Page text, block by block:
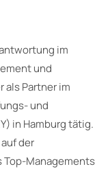
im
und
als Partner im
und
in Hamburg tätig.
der
Managements